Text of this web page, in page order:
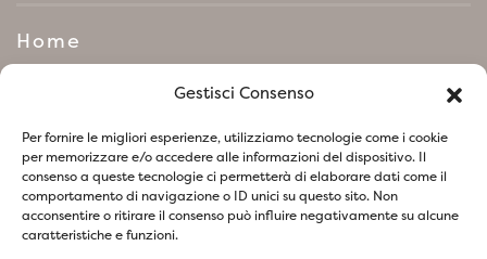
Gestisci Consenso
Per fornire le migliori esperienze, utilizziamo tecnologie come i cookie
per memorizzare e/o accedere alle informazioni del dispositivo. Il
consenso a queste tecnologie ci permetterà di elaborare dati come il
comportamento di navigazione o ID unici su questo sito. Non
acconsentire o ritirare il consenso può influire negativamente su alcune
caratteristiche e funzioni.
Home
Manifeste de politique
Suivez-nous sur les réseaux sociaux